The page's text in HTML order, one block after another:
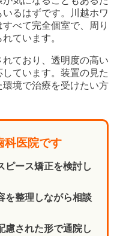
るはずです。川越ホワ
べて完全個室で、周り
ています。
ており、透明度の高い
ています。装置の見た
境で治療を受けたい方
科医院です
ピース矯正を検討し
を整理しながら相談
慮された形で通院し